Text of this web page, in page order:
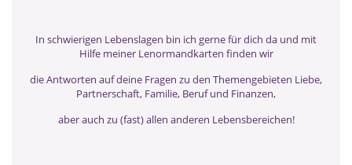
In schwierigen Lebenslagen bin ich gerne für dich da und mit
Hilfe meiner Lenormandkarten finden wir
die Antworten auf deine Fragen zu den Themengebieten Liebe,
Partnerschaft, Familie, Beruf und Finanzen,
aber auch zu (fast) allen anderen Lebensbereichen!